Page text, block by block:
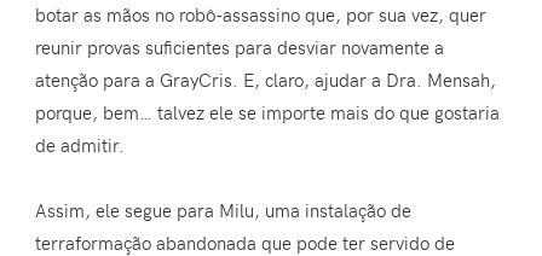
botar as mãos no robô-assassino que, por sua vez, quer
reunir provas suficientes para desviar novamente a
atenção para a GrayCris. E, claro, ajudar a Dra. Mensah,
porque, bem… talvez ele se importe mais do que gostaria
de admitir.
Assim, ele segue para Milu, uma instalação de
terraformação abandonada que pode ter servido de